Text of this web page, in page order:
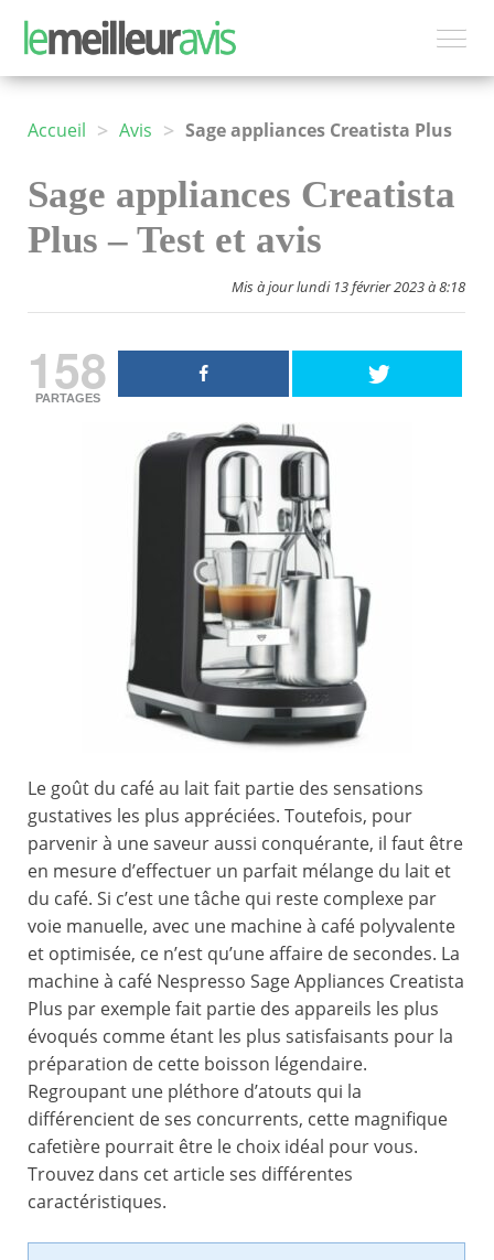
Accueil > Avis > Sage appliances Creatista Plus
Sage appliances Creatista
Plus – Test et avis
Mis à jour lundi 13 février 2023 à 8:18
158
PARTAGES
Le goût du café au lait fait partie des sensations
gustatives les plus appréciées. Toutefois, pour
parvenir à une saveur aussi conquérante, il faut être
en mesure d’effectuer un parfait mélange du lait et
du café. Si c’est une tâche qui reste complexe par
voie manuelle, avec une machine à café polyvalente
et optimisée, ce n’est qu’une affaire de secondes. La
machine à café Nespresso Sage Appliances Creatista
Plus par exemple fait partie des appareils les plus
évoqués comme étant les plus satisfaisants pour la
préparation de cette boisson légendaire.
Regroupant une pléthore d’atouts qui la
différencient de ses concurrents, cette magnifique
cafetière pourrait être le choix idéal pour vous.
Trouvez dans cet article ses différentes
caractéristiques.